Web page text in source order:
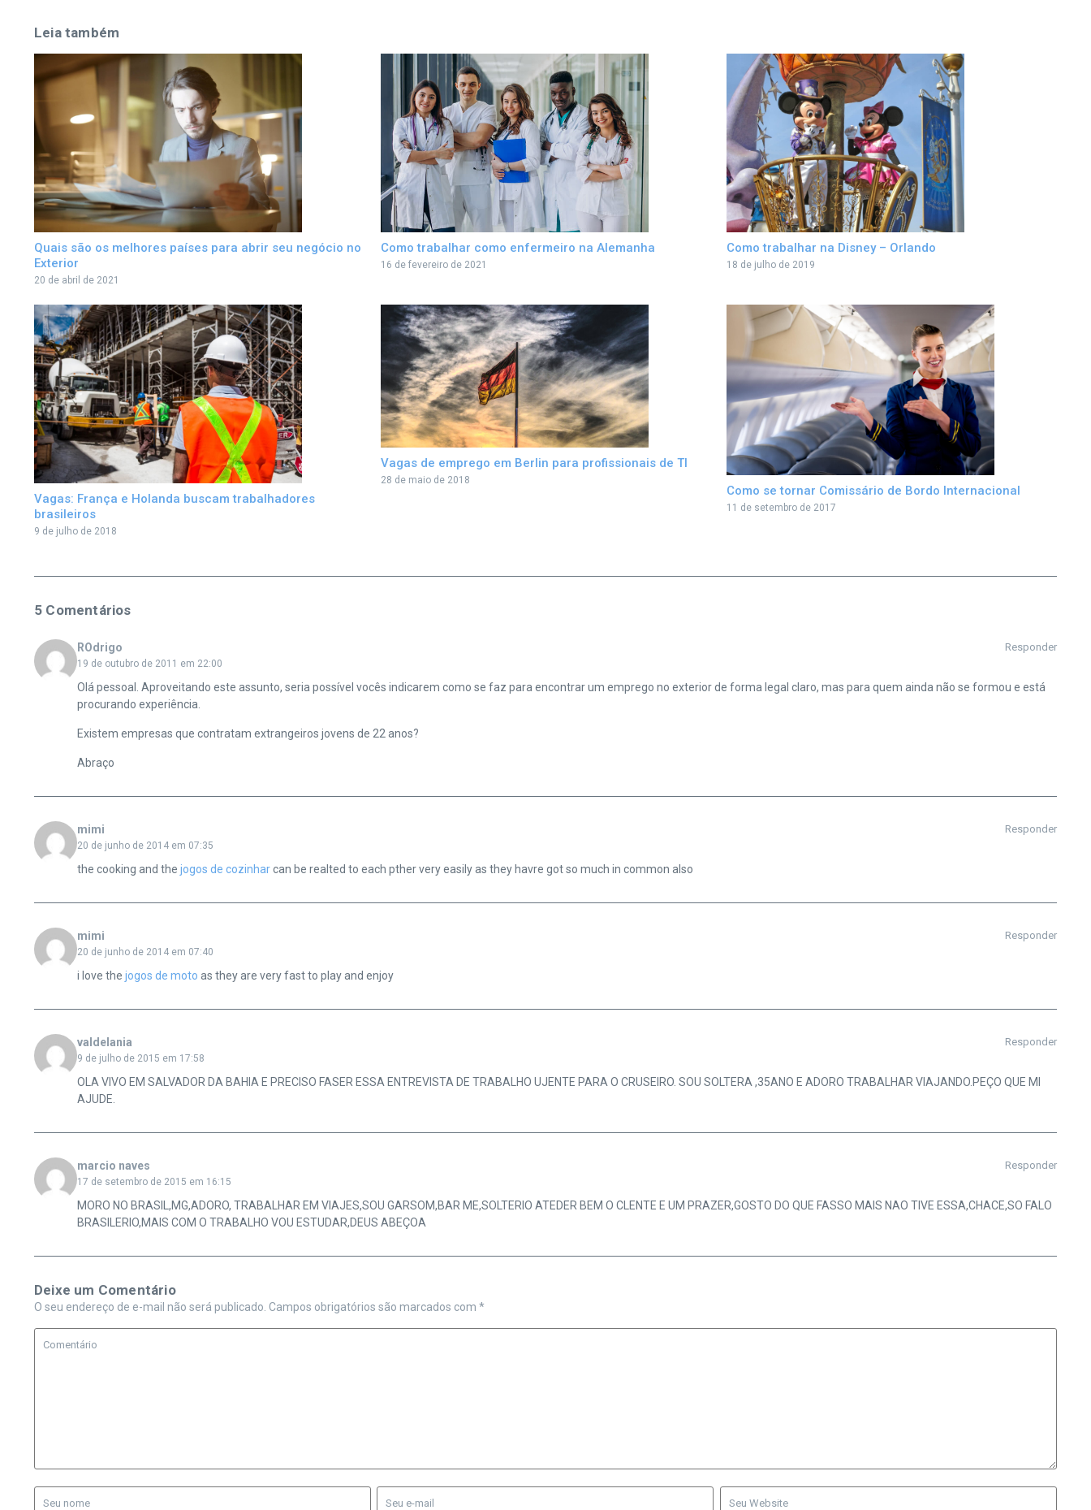
Leia também
Quais são os melhores países para abrir seu negócio no
Exterior
20 de abril de 2021
Como trabalhar como enfermeiro na Alemanha
16 de fevereiro de 2021
Como trabalhar na Disney – Orlando
18 de julho de 2019
Vagas: França e Holanda buscam trabalhadores
brasileiros
9 de julho de 2018
Vagas de emprego em Berlin para profissionais de TI
28 de maio de 2018
Como se tornar Comissário de Bordo Internacional
11 de setembro de 2017
5 Comentários
ROdrigo
19 de outubro de 2011 em 22:00
Responder
Olá pessoal. Aproveitando este assunto, seria possível vocês indicarem como se faz para encontrar um emprego no exterior de forma legal claro, mas para quem ainda não se formou e está
procurando experiência.
Existem empresas que contratam extrangeiros jovens de 22 anos?
Abraço
mimi
20 de junho de 2014 em 07:35
Responder
the cooking and the jogos de cozinharcan be realted to each pther very easily as they havre got so much in common also
mimi
20 de junho de 2014 em 07:40
Responder
i love the jogos de moto as they are very fast to play and enjoy
valdelania
9 de julho de 2015 em 17:58
Responder
OLA VIVO EM SALVADOR DA BAHIA E PRECISO FASER ESSA ENTREVISTA DE TRABALHO UJENTE PARA O CRUSEIRO. SOU SOLTERA ,35ANO E ADORO TRABALHAR VIAJANDO.PEÇO QUE MI
AJUDE.
marcio naves
17 de setembro de 2015 em 16:15
Responder
MORO NO BRASIL,MG,ADORO, TRABALHAR EM VIAJES,SOU GARSOM,BAR ME,SOLTERIO ATEDER BEM O CLENTE E UM PRAZER,GOSTO DO QUE FASSO MAIS NAO TIVE ESSA,CHACE,SO FALO
BRASILERIO,MAIS COM O TRABALHO VOU ESTUDAR,DEUS ABEÇOA
Deixe um Comentário
O seu endereço de e-mail não será publicado. Campos obrigatórios são marcados com *